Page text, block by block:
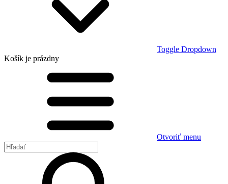
Toggle Dropdown
Košík je prázdny
Otvoriť menu